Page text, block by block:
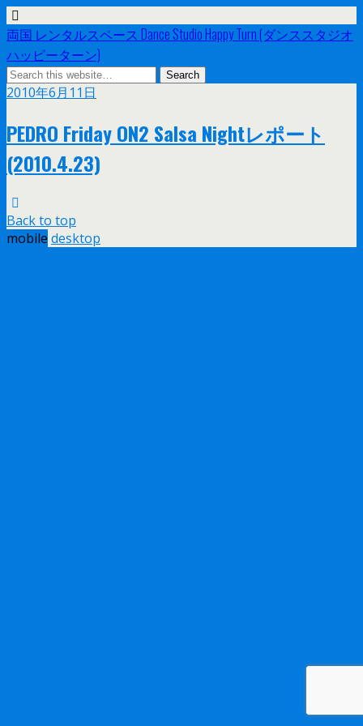
両国 レンタルスペース Dance Studio Happy Turn (ダンススタジオ
ハッピーターン)
2010年6月11日
PEDRO Friday ON2 Salsa Nightレポート
(2010.4.23)
Back to top
mobile desktop